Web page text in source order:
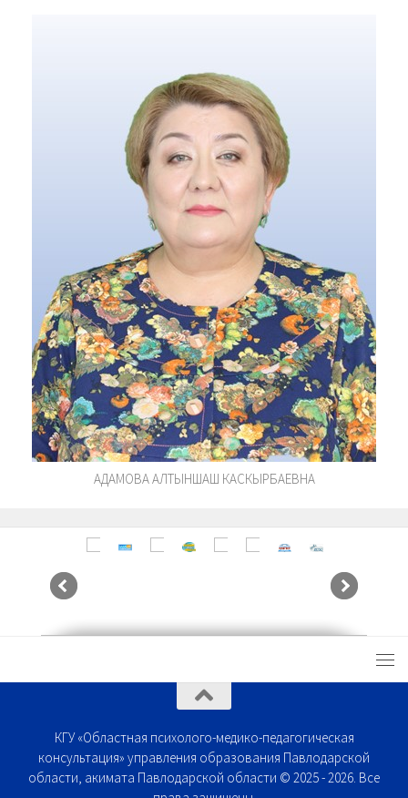
АДАМОВА АЛТЫНШАШ КАСКЫРБАЕВНА
КГУ «Областная психолого-медико-педагогическая
консультация» управления образования Павлодарской
области, акимата Павлодарской области © 2025 - 2026. Все